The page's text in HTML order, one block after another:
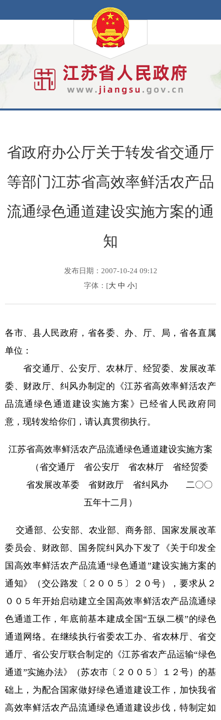
省政府办公厅关于转发省交通厅
等部门江苏省高效率鲜活农产品
流通绿色通道建设实施方案的通
知
发布日期：2007-10-24 09:12
字体：[大 中 小]
各市、县人民政府，省各委、办、厅、局，省各直属
单位：
省交通厅、公安厅、农林厅、经贸委、发展改革
委、财政厅、纠风办制定的《江苏省高效率鲜活农产
品流通绿色通道建设实施方案》已经省人民政府同
意，现转发给你们，请认真贯彻执行。
江苏省高效率鲜活农产品流通绿色通道建设实施方案
（省交通厅 省公安厅 省农林厅 省经贸委
省发展改革委 省财政厅 省纠风办 二〇〇
五年十二月）
交通部、公安部、农业部、商务部、国家发展改革
委员会、财政部、国务院纠风办下发了《关于印发全
国高效率鲜活农产品流通“绿色通道”建设实施方案的
通知》（交公路发〔２００５〕２０号），要求从２
００５年开始启动建立全国高效率鲜活农产品流通绿
色通道工作，年底前基本建成全国“五纵二横”的绿色
通道网络。在继续执行省委农工办、省农林厅、省交
通厅、省公安厅联合制定的《江苏省农产品运输“绿色
通道”实施办法》（苏农市〔２００５〕１２号）的基
础上，为配合国家做好绿色通道建设工作，加快我省
高效率鲜活农产品流通绿色通道建设步伐，特制定如